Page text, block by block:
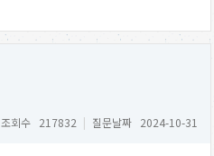
조회수 217832 | 질문날짜 2024-10-31